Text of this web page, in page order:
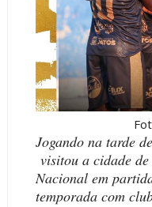
Foto
Jogando na tarde
visitou a cidade
Nacional em
temporada com